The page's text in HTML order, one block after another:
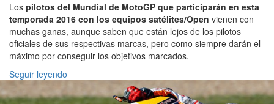
Los pilotos del Mundial de MotoGP que participarán en esta
temporada 2016 con los equipos satélites/Open vienen con
muchas ganas, aunque saben que están lejos de los pilotos
oficiales de sus respectivas marcas, pero como siempre darán el
máximo por conseguir los objetivos marcados.
Seguir leyendo